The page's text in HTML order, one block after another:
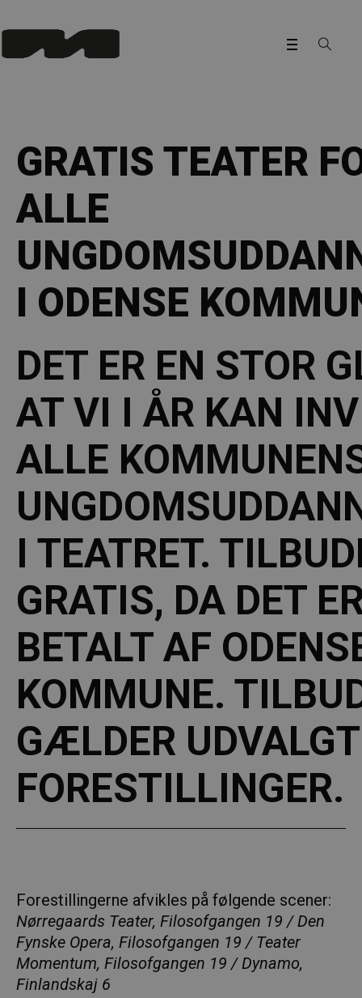
GRATIS TEATER
ALLE
I ODENSE
DET ER EN STOR
AT VI I ÅR KAN
ALLE
I TEATRET.
GRATIS, DA DET
BETALT AF
KOMMUNE.
GÆLDER
FORESTILLINGER.
Forestillingerne afvikles på følgende scener:
Nørregaards Teater, Filosofgangen 19 / Den
Fynske Opera, Filosofgangen 19 / Teater
Momentum, Filosofgangen 19 / Dynamo,
Finlandskaj 6